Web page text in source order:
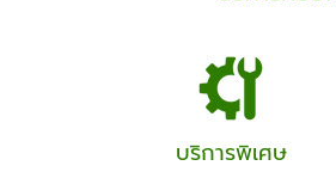
บริการพิเศษ